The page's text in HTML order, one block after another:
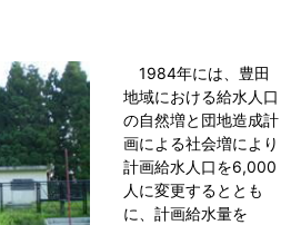
1984年には、豊田
地域における給水人口
の自然増と団地造成計
画による社会増により
計画給水人口を6,000
人に変更するととも
に、計画給水量を